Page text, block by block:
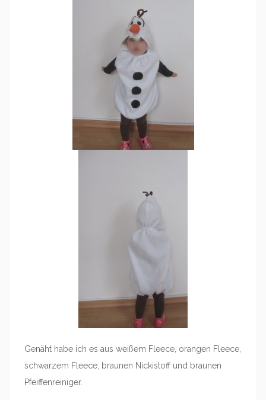
Genäht habe ich es aus weißem Fleece, orangen Fleece,
schwarzem Fleece, braunen Nickistoff und braunen
Pfeiffenreiniger.